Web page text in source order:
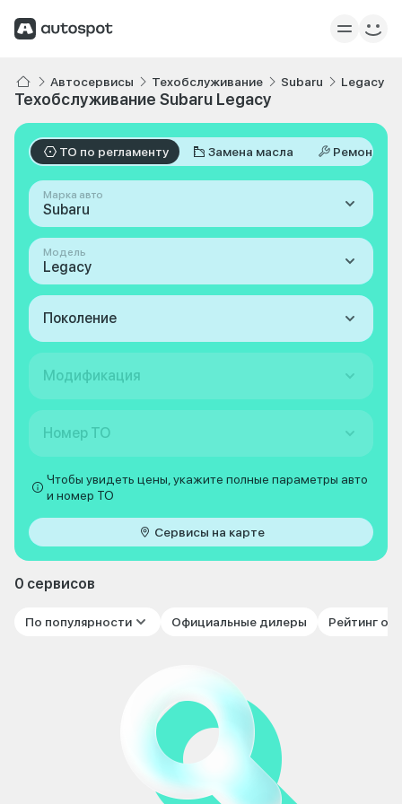
Автосервисы Техобслуживание Subaru Legacy
Техобслуживание Subaru Legacy
ТО по регламенту Замена масла Ремонт
Марка авто
Subaru
Модель
Legacy
Поколение
Модификация
Номер ТО
Чтобы увидеть цены, укажите полные параметры авто
и номер ТО
Сервисы на карте
0 сервисов
По популярности Официальные дилеры Рейтинг